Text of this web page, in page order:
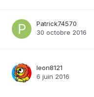
Patrick74570
30 octobre 2016
leon8121
6 juin 2016